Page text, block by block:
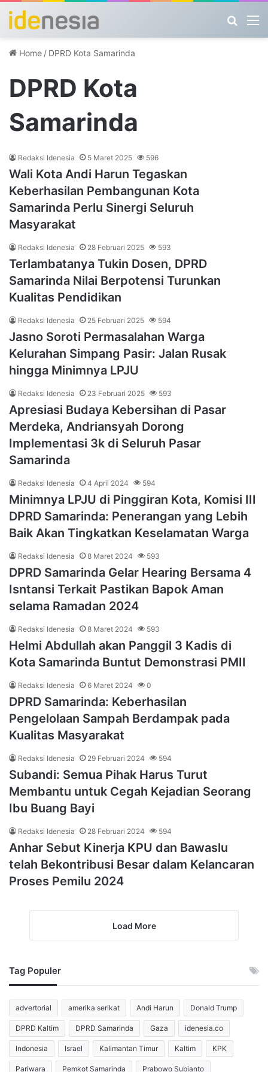
Home / DPRD Kota Samarinda
DPRD Kota
Samarinda
Redaksi Idenesia 5 Maret 2025 596
Wali Kota Andi Harun Tegaskan
Keberhasilan Pembangunan Kota
Samarinda Perlu Sinergi Seluruh
Masyarakat
Redaksi Idenesia 28 Februari 2025 593
Terlambatanya Tukin Dosen, DPRD
Samarinda Nilai Berpotensi Turunkan
Kualitas Pendidikan
Redaksi Idenesia 25 Februari 2025 594
Jasno Soroti Permasalahan Warga
Kelurahan Simpang Pasir: Jalan Rusak
hingga Minimnya LPJU
Redaksi Idenesia 23 Februari 2025 593
Apresiasi Budaya Kebersihan di Pasar
Merdeka, Andriansyah Dorong
Implementasi 3k di Seluruh Pasar
Samarinda
Redaksi Idenesia 4 April 2024 594
Minimnya LPJU di Pinggiran Kota, Komisi III
DPRD Samarinda: Penerangan yang Lebih
Baik Akan Tingkatkan Keselamatan Warga
Redaksi Idenesia 8 Maret 2024 593
DPRD Samarinda Gelar Hearing Bersama 4
Isntansi Terkait Pastikan Bapok Aman
selama Ramadan 2024
Redaksi Idenesia 8 Maret 2024 593
Helmi Abdullah akan Panggil 3 Kadis di
Kota Samarinda Buntut Demonstrasi PMII
Redaksi Idenesia 6 Maret 2024 0
DPRD Samarinda: Keberhasilan
Pengelolaan Sampah Berdampak pada
Kualitas Masyarakat
Redaksi Idenesia 29 Februari 2024 594
Subandi: Semua Pihak Harus Turut
Membantu untuk Cegah Kejadian Seorang
Ibu Buang Bayi
Redaksi Idenesia 28 Februari 2024 594
Anhar Sebut Kinerja KPU dan Bawaslu
telah Bekontribusi Besar dalam Kelancaran
Proses Pemilu 2024
Load More
Tag Populer
advertorial amerika serikat Andi Harun Donald Trump
DPRD Kaltim DPRD Samarinda Gaza idenesia.co
Indonesia Israel Kalimantan Timur Kaltim KPK
Pariwara Pemkot Samarinda Prabowo Subianto